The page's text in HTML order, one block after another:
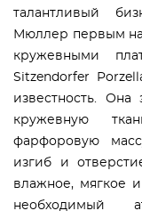
талантливый
Мюллер первым
кружевными
Sitzendorfer
известность.
кружевную
фарфоровую
изгиб и
влажное, мягкое
необходимый